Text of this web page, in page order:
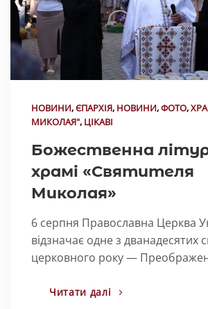
НОВИНИ,ЄПАРХІЯ, НОВИНИ,ФОТО,
МИКОЛАЯ", ЦІКАВІ
Божественна
храмі «Святителя
Миколая»
6 серпня Православна Церква
відзначає одне з дванадесятих
церковного року —
Читати далі